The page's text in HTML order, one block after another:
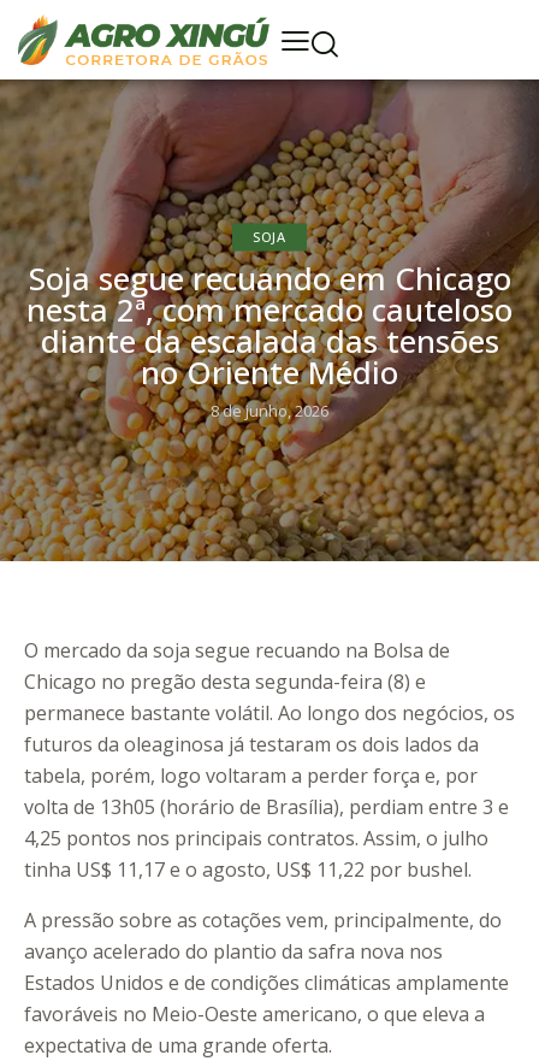
SOJA
Soja segue recuando em Chicago
nesta 2ª, com mercado cauteloso
diante da escalada das tensões
no Oriente Médio
8 de junho, 2026
O mercado da soja segue recuando na Bolsa de
Chicago no pregão desta segunda-feira (8) e
permanece bastante volátil. Ao longo dos negócios, os
futuros da oleaginosa já testaram os dois lados da
tabela, porém, logo voltaram a perder força e, por
volta de 13h05 (horário de Brasília), perdiam entre 3 e
4,25 pontos nos principais contratos. Assim, o julho
tinha US$ 11,17 e o agosto, US$ 11,22 por bushel.
A pressão sobre as cotações vem, principalmente, do
avanço acelerado do plantio da safra nova nos
Estados Unidos e de condições climáticas amplamente
favoráveis no Meio-Oeste americano, o que eleva a
expectativa de uma grande oferta.